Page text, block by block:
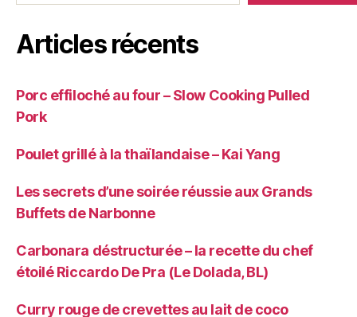
Articles récents
Porc effiloché au four – Slow Cooking Pulled
Pork
Poulet grillé à la thaïlandaise – Kai Yang
Les secrets d’une soirée réussie aux Grands
Buffets de Narbonne
Carbonara déstructurée – la recette du chef
étoilé Riccardo De Pra (Le Dolada, BL)
Curry rouge de crevettes au lait de coco